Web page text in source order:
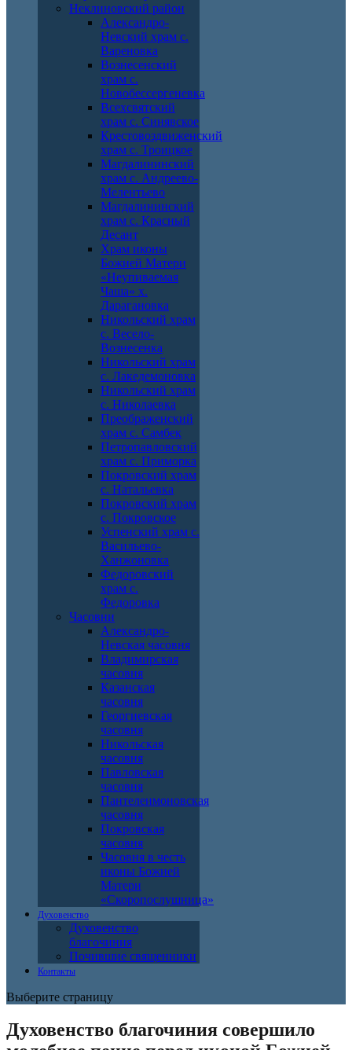
Неклиновский район
Александро-
Невский храм с.
Вареновка
Вознесенский
храм с.
Новобессергеневка
Всехсвятский
храм с. Синявское
Крестовоздвиженский
храм с. Троицкое
Магдалининский
храм с. Андреево-
Мелентьево
Магдалининский
храм с. Красный
Десант
Храм иконы
Божией Матери
«Неупиваемая
Чаша» х.
Дарагановка
Никольский храм
с. Весело-
Вознесенка
Никольский храм
с. Лакедемоновка
Никольский храм
с. Николаевка
Преображенский
храм с. Самбек
Петропавловский
храм с. Приморка
Покровский храм
с. Натальевка
Покровский храм
с. Покровское
Успенский храм с.
Васильево-
Ханжоновка
Федоровский
храм с.
Федоровка
Часовни
Александро-
Невская часовня
Владимирская
часовня
Казанская
часовня
Георгиевская
часовня
Никольская
часовня
Павловская
часовня
Пантелеимоновская
часовня
Покровская
часовня
Часовня в честь
иконы Божией
Матери
«Скоропослушница»
Духовенство
Духовенство
благочиния
Почившие священники
Контакты
Выберите страницу
Духовенство благочиния совершило